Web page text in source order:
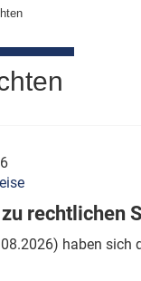
rechtlichen
haben sich